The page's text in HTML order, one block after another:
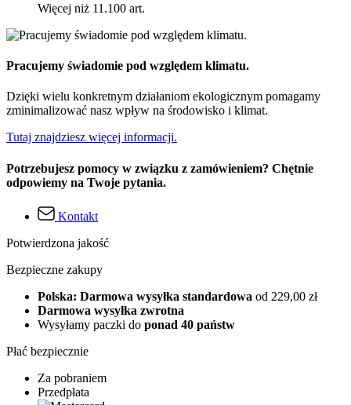
Więcej niż 11.100 art.
Pracujemy świadomie pod względem klimatu.
Dzięki wielu konkretnym działaniom ekologicznym pomagamy
zminimalizować nasz wpływ na środowisko i klimat.
Tutaj znajdziesz więcej informacji.
Potrzebujesz pomocy w związku z zamówieniem? Chętnie
odpowiemy na Twoje pytania.
Kontakt
Potwierdzona jakość
Bezpieczne zakupy
Polska: Darmowa wysyłka standardowa od 229,00 zł
Darmowa wysyłka zwrotna
Wysyłamy paczki do ponad 40 państw
Płać bezpiecznie
Za pobraniem
Przedpłata